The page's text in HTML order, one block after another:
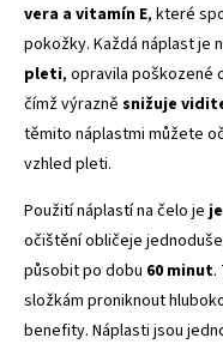
vera a vitamín E, které
pokožky. Každá náplast je
pleti, opravila poškozené
čímž výrazně snižuje
těmito náplastmi můžete
vzhled pleti.
Použití náplastí na čelo je
očištění obličeje
působit po dobu 60 minut.
složkám proniknout
benefity. Náplasti jsou